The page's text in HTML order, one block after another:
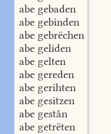
abe gebaden
abe gebinden
abe gebrëchen
abe geliden
abe gelten
abe gereden
abe gerihten
abe gesitzen
abe gestân
abe getrëten